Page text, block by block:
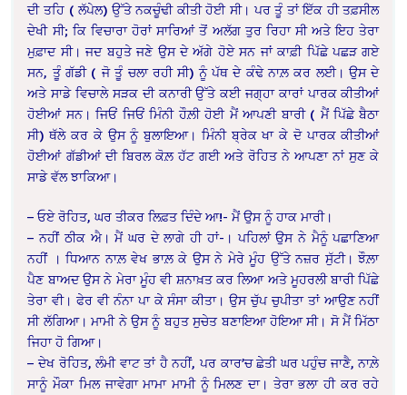
ਦੀ ਤਹਿ ( ਲੱਪੇਲ) ਉੱਤੇ ਨਕਚੂੰਢੀ ਕੀਤੀ ਹੋਈ ਸੀ। ਪਰ ਤੂੰ ਤਾਂ ਇੱਕ ਹੀ ਤਫ਼ਸੀਲ
ਦੇਖੀ ਸੀ; ਕਿ ਵਿਚਾਰਾ ਹੋਰਾਂ ਸਾਰਿਆਂ ਤੋਂ ਅਲੱਗ ਤੁਰ ਰਿਹਾ ਸੀ ਅਤੇ ਇਹ ਤੇਰਾ
ਮੁਫ਼ਾਦ ਸੀ। ਜਦ ਬਹੁਤੇ ਜਣੇ ਉਸ ਦੇ ਅੱਗੇ ਹੋਏ ਸਨ ਜਾਂ ਕਾਫ਼ੀ ਪਿੱਛੇ ਪਛੜ ਗਏ
ਸਨ, ਤੂੰ ਗੱਡੀ ( ਜੋ ਤੂੰ ਚਲਾ ਰਹੀ ਸੀ) ਨੂੰ ਪੱਥ ਦੇ ਕੰਢੇ ਨਾਲ਼ ਕਰ ਲਈ। ਉਸ ਦੇ
ਅਤੇ ਸਾਡੇ ਵਿਚਾਲੇ ਸੜਕ ਦੀ ਕਨਾਰੀ ਉੱਤੇ ਕਈ ਜਗ੍ਹਾ ਕਾਰਾਂ ਪਾਰਕ ਕੀਤੀਆਂ
ਹੋਈਆਂ ਸਨ। ਜਿਓਂ ਜਿਓਂ ਮਿੰਨੀ ਹੌਲ਼ੀ ਹੋਈ ਮੈਂ ਆਪਣੀ ਬਾਰੀ ( ਮੈਂ ਪਿੱਛੇ ਬੈਠਾ
ਸੀ) ਥੱਲੇ ਕਰ ਕੇ ਉਸ ਨੂੰ ਬੁਲਾਇਆ। ਮਿੰਨੀ ਬ੍ਰੇਕ ਖਾ ਕੇ ਦੋ ਪਾਰਕ ਕੀਤੀਆਂ
ਹੋਈਆਂ ਗੱਡੀਆਂ ਦੀ ਬਿਰਲ ਕੋਲ਼ ਹੱਟ ਗਈ ਅਤੇ ਰੋਹਿਤ ਨੇ ਆਪਣਾ ਨਾਂ ਸੁਣ ਕੇ
ਸਾਡੇ ਵੱਲ ਝਾਕਿਆ।
– ਓਏ ਰੋਹਿਤ, ਘਰ ਤੀਕਰ ਲਿਫ਼ਤ ਦਿੰਦੇ ਆ!- ਮੈਂ ਉਸ ਨੂੰ ਹਾਕ ਮਾਰੀ।
– ਨਹੀਂ ਠੀਕ ਐ। ਮੈਂ ਘਰ ਦੇ ਲਾਗੇ ਹੀ ਹਾਂ-। ਪਹਿਲਾਂ ਉਸ ਨੇ ਮੈਨੂੰ ਪਛਾਣਿਆ
ਨਹੀਂ । ਧਿਆਨ ਨਾਲ਼ ਵੇਖ ਭਾਲ਼ ਕੇ ਉਸ ਨੇ ਮੇਰੇ ਮੂੰਹ ਉੱਤੇ ਨਜ਼ਰ ਸੁੱਟੀ। ਝੌਲ਼ਾ
ਪੈਣ ਬਾਅਦ ਉਸ ਨੇ ਮੇਰਾ ਮੂੰਹ ਵੀ ਸ਼ਨਾਖ਼ਤ ਕਰ ਲਿਆ ਅਤੇ ਮੂਹਰਲੀ ਬਾਰੀ ਪਿੱਛੇ
ਤੇਰਾ ਵੀ। ਫੇਰ ਵੀ ਨੰਨਾ ਪਾ ਕੇ ਸੰਸਾ ਕੀਤਾ। ਉਸ ਚੁੱਪ ਚੁਪੀਤਾ ਤਾਂ ਆਉਣ ਨਹੀਂ
ਸੀ ਲੱਗਿਆ। ਮਾਮੀ ਨੇ ਉਸ ਨੂੰ ਬਹੁਤ ਸੁਚੇਤ ਬਣਾਇਆ ਹੋਇਆ ਸੀ। ਸੋ ਮੈਂ ਮਿੱਠਾ
ਜਿਹਾ ਹੋ ਗਿਆ।
– ਦੇਖ ਰੋਹਿਤ, ਲੰਮੀ ਵਾਟ ਤਾਂ ਹੈ ਨਹੀਂ, ਪਰ ਕਾਰ’ਚ ਛੇਤੀ ਘਰ ਪਹੁੰਚ ਜਾਣੈ, ਨਾਲ਼ੇ
ਸਾਨੂੰ ਮੌਕਾ ਮਿਲ ਜਾਵੇਗਾ ਮਾਮਾ ਮਾਮੀ ਨੂੰ ਮਿਲਣ ਦਾ। ਤੇਰਾ ਭਲਾ ਹੀ ਕਰ ਰਹੇ